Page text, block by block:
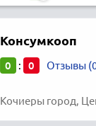
Консумкооп
0 : 0 Отзывы
Кочиеры город,